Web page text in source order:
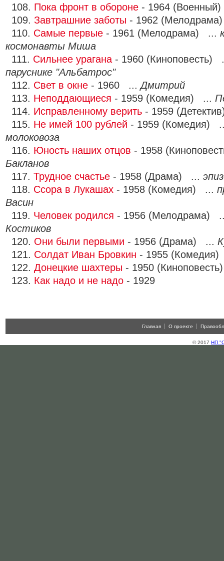
108. Пока фронт в обороне - 1964
109. Завтрашние заботы - 1962
110. Самые первые - 1961 (Мелодрама) ...
космонавты Миша
111. Сильнее урагана - 1960 (Киноповесть)
паруснике "Альбатрос"
112. Свет в окне - 1960 ...Дмитрий
113. Неподдающиеся - 1959 (Комедия) ...
114. Исправленному верить - 1959
115. Не имей 100 рублей - 1959 (Комедия)
молоковоза
116. Юность наших отцов - 1958
Бакланов
117. Трудное счастье - 1958 (Драма) ...
118. Ссора в Лукашах - 1958 (Комедия) ...
Васин
119. Человек родился - 1956 (Мелодрама)
Костиков
120. Они были первыми - 1956 (Драма) ...
121. Солдат Иван Бровкин - 1955
122. Донецкие шахтеры - 1950
123. Как надо и не надо - 1929
Главная О проекте
© 2017 НП